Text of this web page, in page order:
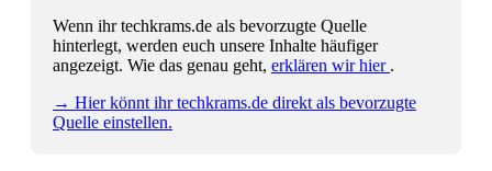
Wenn ihr techkrams.de als bevorzugte Quelle
hinterlegt, werden euch unsere Inhalte häufiger
angezeigt. Wie das genau geht, erklären wir hier .
→ Hier könnt ihr techkrams.de direkt als bevorzugte
Quelle einstellen.